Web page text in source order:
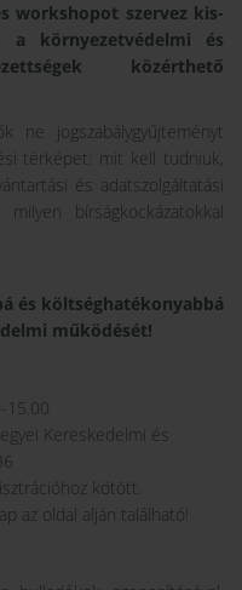
workshopot szervez kis-
a környezetvédelmi és
közérthető
ne jogszabálygyűjteményt
térképet: mit kell tudniuk,
és adatszolgáltatási
bírságkockázatokkal
és költséghatékonyabbá
működését!
15.00
Kereskedelmi és
kötött.
az oldal alján található!